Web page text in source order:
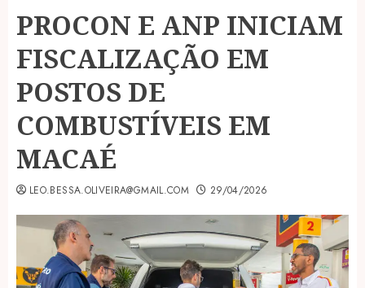
PROCON E ANP INICIAM
FISCALIZAÇÃO EM
POSTOS DE
COMBUSTÍVEIS EM
MACAÉ
LEO.BESSA.OLIVEIRA@GMAIL.COM 29/04/2026